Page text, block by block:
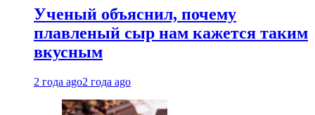
Ученый объяснил, почему
плавленый сыр нам кажется таким
вкусным
2 года ago2 года ago